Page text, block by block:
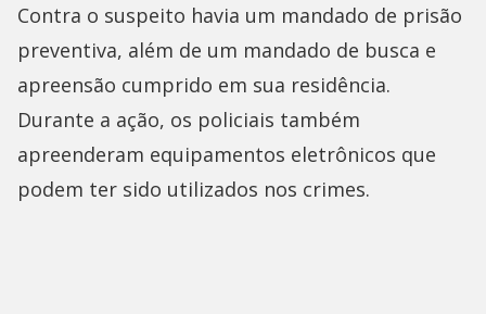
Contra o suspeito havia um mandado de prisão
preventiva, além de um mandado de busca e
apreensão cumprido em sua residência.
Durante a ação, os policiais também
apreenderam equipamentos eletrônicos que
podem ter sido utilizados nos crimes.